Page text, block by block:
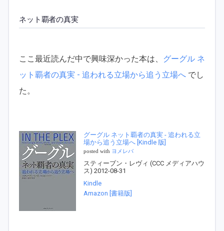
ネット覇者の真実
ここ最近読んだ中で興味深かった本は、 グーグル ネ
ット覇者の真実 - 追われる立場から追う立場へ でし
た。
グーグル ネット覇者の真実 - 追われる立
場から追う立場へ [Kindle 版]
posted with ヨメレバ
スティーブン・レヴィ (CCC メディアハウ
ス) 2012-08-31
Kindle
Amazon [書籍版]